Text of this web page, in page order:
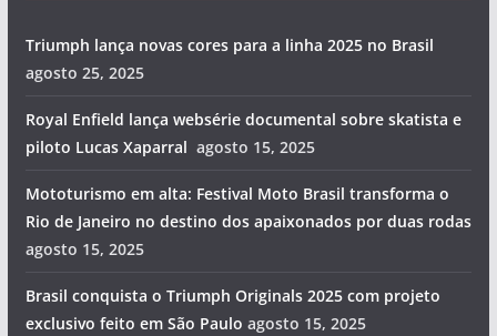
Triumph lança novas cores para a linha 2025 no Brasil
agosto 25, 2025
Royal Enfield lança websérie documental sobre skatista e
piloto Lucas Xaparral agosto 15, 2025
Mototurismo em alta: Festival Moto Brasil transforma o
Rio de Janeiro no destino dos apaixonados por duas rodas
agosto 15, 2025
Brasil conquista o Triumph Originals 2025 com projeto
exclusivo feito em São Paulo agosto 15, 2025